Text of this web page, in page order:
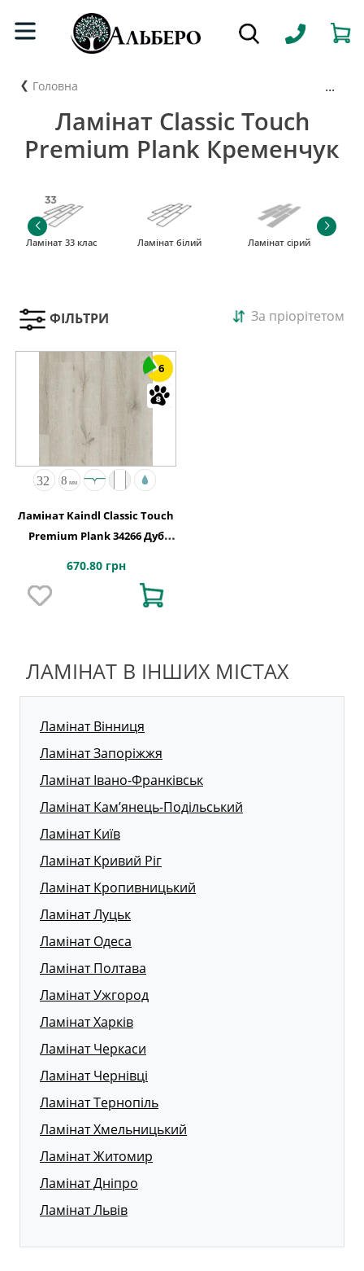
Головна ...
Ламінат Classic Touch
Premium Plank Кременчук
Ламінат 33 клас Ламінат білий Ламінат сірий
ФІЛЬТРИ За пріорітетом
6
Ламінат Kaindl Classic Touch
Premium Plank 34266 Дуб
670.80 грн
ЛАМІНАТ В ІНШИХ МІСТАХ
Ламінат Вінниця
Ламінат Запоріжжя
Ламінат Івано-Франківськ
Ламінат Кам’янець-Подільський
Ламінат Київ
Ламінат Кривий Ріг
Ламінат Кропивницький
Ламінат Луцьк
Ламінат Одеса
Ламінат Полтава
Ламінат Ужгород
Ламінат Харків
Ламінат Черкаси
Ламінат Чернівці
Ламінат Тернопіль
Ламінат Хмельницький
Ламінат Житомир
Ламінат Дніпро
Ламінат Львів